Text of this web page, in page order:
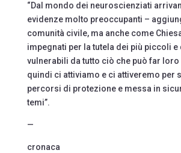
“Dal mondo dei neuroscienziati
evidenze molto preoccupanti –
comunità civile, ma anche come
impegnati per la tutela dei più piccoli e
vulnerabili da tutto ciò che può far loro
quindi ci attiviamo e ci attiveremo per
percorsi di protezione e messa in
temi”.
—
cronaca